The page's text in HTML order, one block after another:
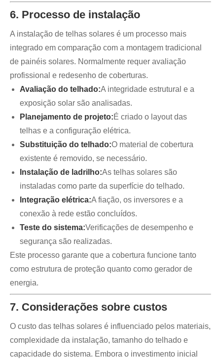
6. Processo de instalação
A instalação de telhas solares é um processo mais
integrado em comparação com a montagem tradicional
de painéis solares. Normalmente requer avaliação
profissional e redesenho de coberturas.
Avaliação do telhado:A integridade estrutural e a
exposição solar são analisadas.
Planejamento de projeto:É criado o layout das
telhas e a configuração elétrica.
Substituição do telhado:O material de cobertura
existente é removido, se necessário.
Instalação de ladrilho:As telhas solares são
instaladas como parte da superfície do telhado.
Integração elétrica:A fiação, os inversores e a
conexão à rede estão concluídos.
Teste do sistema:Verificações de desempenho e
segurança são realizadas.
Este processo garante que a cobertura funcione tanto
como estrutura de proteção quanto como gerador de
energia.
7. Considerações sobre custos
O custo das telhas solares é influenciado pelos materiais,
complexidade da instalação, tamanho do telhado e
capacidade do sistema. Embora o investimento inicial